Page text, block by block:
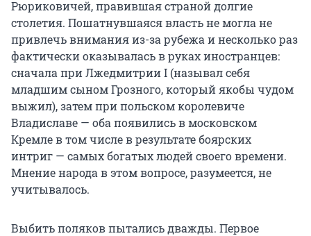
Рюриковичей, правившая страной долгие
столетия. Пошатнувшаяся власть не могла не
привлечь внимания из-за рубежа и несколько раз
фактически оказывалась в руках иностранцев:
сначала при Лжедмитрии I (называл себя
младшим сыном Грозного, который якобы чудом
выжил), затем при польском королевиче
Владиславе — оба появились в московском
Кремле в том числе в результате боярских
интриг — самых богатых людей своего времени.
Мнение народа в этом вопросе, разумеется, не
учитывалось.
Выбить поляков пытались дважды. Первое